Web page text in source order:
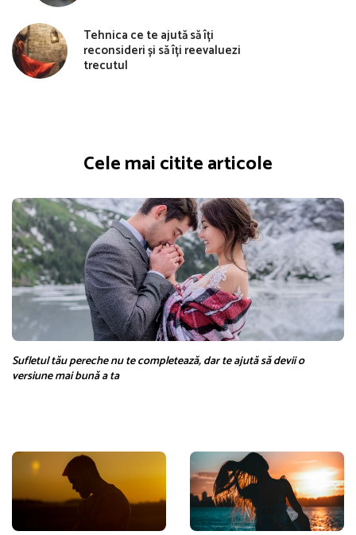
Tehnica ce te ajută să îți
reconsideri și să îți reevaluezi
trecutul
Cele mai citite articole
Sufletul tău pereche nu te completează, dar te ajută să devii o
versiune mai bună a ta